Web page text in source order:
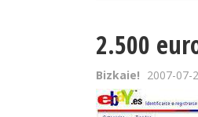
2.500
Bizkaie! 2007-07-